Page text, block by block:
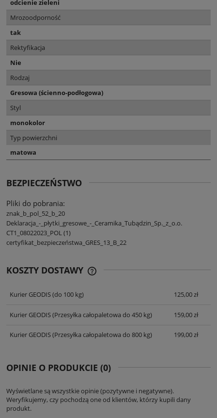
odcienie zieleni
Mrozoodporność
tak
Rektyfikacja
Nie
Rodzaj
Gresowa (ścienno-podłogowa)
Styl
monokolor
Typ powierzchni
matowa
BEZPIECZEŃSTWO
Pliki do pobrania:
znak_b_pol_52_b_20
Deklaracja_-_płytki_gresowe_-_Ceramika_Tubądzin_Sp._z_o.o.
CT1_08022023_POL (1)
certyfikat_bezpieczeństwa_GRES_13_B_22
KOSZTY DOSTAWY
Kurier GEODIS(do 100 kg) 125,00 zł
Kurier GEODIS(Przesyłka całopaletowa do 450 kg) 159,00 zł
Kurier GEODIS(Przesyłka całopaletowa do 800 kg) 199,00 zł
OPINIE O PRODUKCIE (0)
Wyświetlane są wszystkie opinie (pozytywne i negatywne).
Weryfikujemy, czy pochodzą one od klientów, którzy kupili dany
produkt.